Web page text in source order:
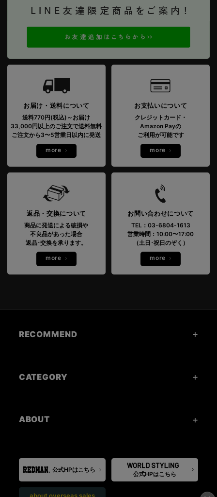
お届け・送料について
送料770円(税込)～お届け
33,000円以上のご注文で送料無料
ご注文から3〜5営業日以内に発送
more
お支払いについて
クレジットカード・
Amazon Payの
ご利用が可能です
more
返品・交換について
商品に発送による破損や
不良品があった場合
返品･交換を承ります。
more
お問い合わせについて
TEL：03-6804-1613
営業時間：10:00〜17:00
（土日･祝日のぞく）
more
RECOMMEND
CATEGORY
ABOUT
公式HPはこちら
公式HPはこちら
about overseas sales